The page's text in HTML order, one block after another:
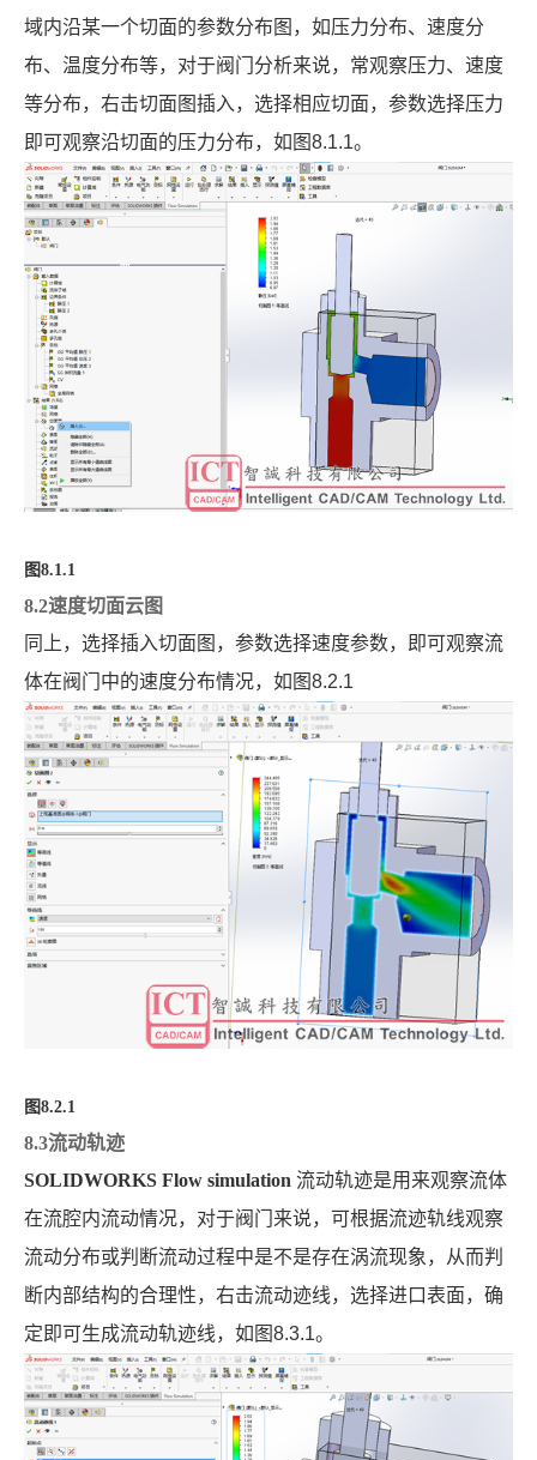
域内沿某一个切面的参数分布图，如压力分布、速度分
布、温度分布等，对于阀门分析来说，常观察压力、速度
等分布，右击切面图插入，选择相应切面，参数选择压力
即可观察沿切面的压力分布，如图8.1.1。
图8.1.1
8.2速度切面云图
同上，选择插入切面图，参数选择速度参数，即可观察流
体在阀门中的速度分布情况，如图8.2.1
图8.2.1
8.3流动轨迹
SOLIDWORKS Flow simulation 流动轨迹是用来观察流体
在流腔内流动情况，对于阀门来说，可根据流迹轨线观察
流动分布或判断流动过程中是不是存在涡流现象，从而判
断内部结构的合理性，右击流动迹线，选择进口表面，确
定即可生成流动轨迹线，如图8.3.1。